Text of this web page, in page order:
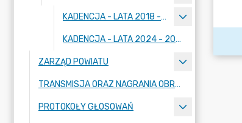
KADENCJA - LATA 2018 - 2023
KADENCJA - LATA 2024 - 2029
ZARZĄD POWIATU
TRANSMISJA ORAZ NAGRANIA OBRAD SESJI
PROTOKOŁY GŁOSOWAŃ